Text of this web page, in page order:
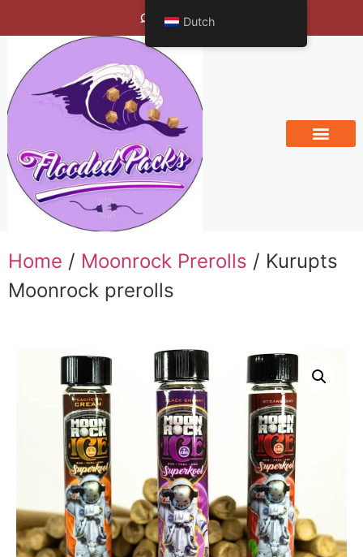
Bengals Vineyard
Home / Moonrock Prerolls / Kurupts
Moonrock prerolls
Dutch